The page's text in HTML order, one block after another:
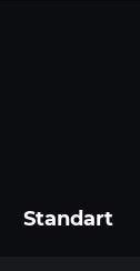
Standart